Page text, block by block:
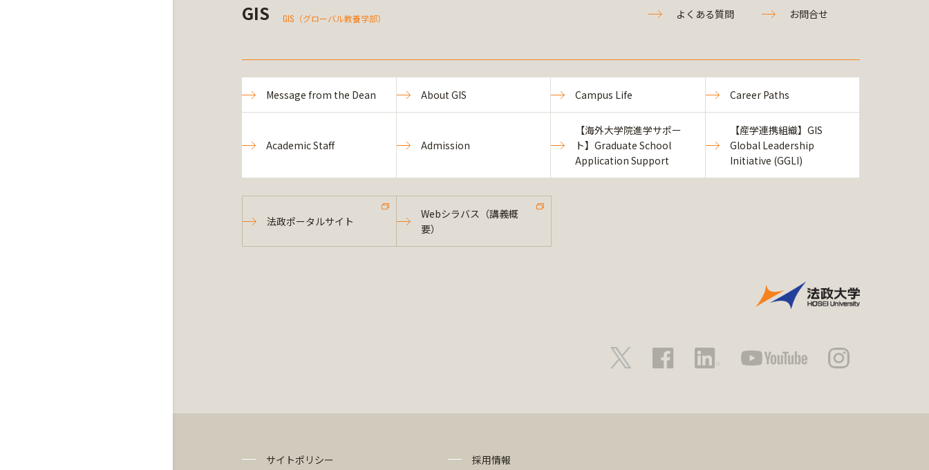
GIS GIS（グローバル教養学部） よくある質問 お問合せ
Message from the Dean About GIS Campus Life Career Paths
Academic Staff Admission
【海外大学院進学サポー
ト】Graduate School
Application Support
【産学連携組織】GIS
Global Leadership
Initiative (GGLI)
法政ポータルサイト
Webシラバス（講義概
要）
サイトポリシー 採用情報